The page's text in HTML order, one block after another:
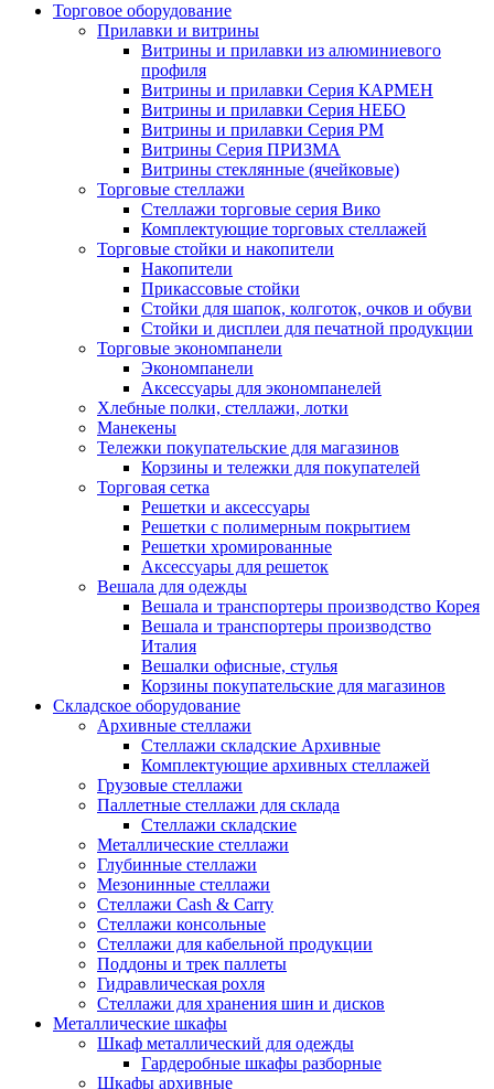
Торговое оборудование
Прилавки и витрины
Витрины и прилавки из алюминиевого
профиля
Витрины и прилавки Серия КАРМЕН
Витрины и прилавки Серия НЕБО
Витрины и прилавки Серия РМ
Витрины Серия ПРИЗМА
Витрины стеклянные (ячейковые)
Торговые стеллажи
Стеллажи торговые серия Вико
Комплектующие торговых стеллажей
Торговые стойки и накопители
Накопители
Прикассовые стойки
Стойки для шапок, колготок, очков и обуви
Стойки и дисплеи для печатной продукции
Торговые экономпанели
Экономпанели
Аксессуары для экономпанелей
Хлебные полки, стеллажи, лотки
Манекены
Тележки покупательские для магазинов
Корзины и тележки для покупателей
Торговая сетка
Решетки и аксессуары
Решетки с полимерным покрытием
Решетки хромированные
Аксессуары для решеток
Вешала для одежды
Вешала и транспортеры производство Корея
Вешала и транспортеры производство
Италия
Вешалки офисные, стулья
Корзины покупательские для магазинов
Складское оборудование
Архивные стеллажи
Стеллажи складские Архивные
Комплектующие архивных стеллажей
Грузовые стеллажи
Паллетные стеллажи для склада
Стеллажи складские
Металлические стеллажи
Глубинные стеллажи
Мезонинные стеллажи
Стеллажи Cash & Carry
Стеллажи консольные
Стеллажи для кабельной продукции
Поддоны и трек паллеты
Гидравлическая рохля
Стеллажи для хранения шин и дисков
Металлические шкафы
Шкаф металлический для одежды
Гардеробные шкафы разборные
Шкафы архивные